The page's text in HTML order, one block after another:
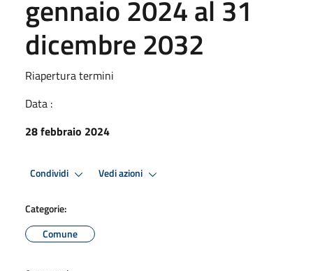
gennaio 2024 al 31
dicembre 2032
Riapertura termini
Data :
28 febbraio 2024
Condividi Vedi azioni
Categorie:
Comune